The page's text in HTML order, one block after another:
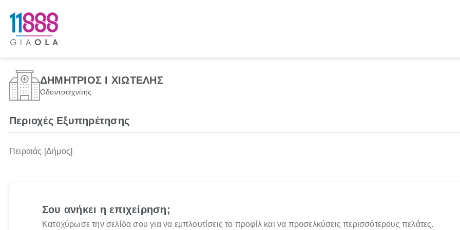
ΔΗΜΗΤΡΙΟΣ Ι ΧΙΩΤΕΛΗΣ
Οδοντοτεχνίτης
Περιοχές Εξυπηρέτησης
Πειραιάς [Δήμος]
Σου ανήκει η επιχείρηση;
Κατοχύρωσε την σελίδα σου για να εμπλουτίσεις το προφίλ και να προσελκύσεις περισσότερους πελάτες.